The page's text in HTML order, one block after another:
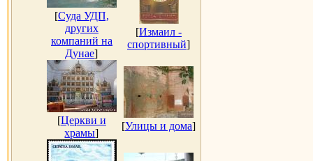
[Суда УДП,
других
компаний на
Дунае]
[Измаил -
спортивный]
[Церкви и
храмы]
[Улицы и дома]